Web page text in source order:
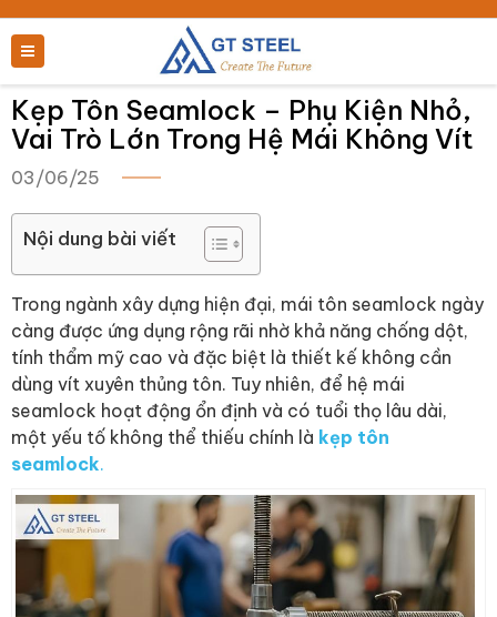
Kẹp Tôn Seamlock – Phụ Kiện Nhỏ,
Vai Trò Lớn Trong Hệ Mái Không Vít
03/06/25
Nội dung bài viết
Trong ngành xây dựng hiện đại, mái tôn seamlock ngày
càng được ứng dụng rộng rãi nhờ khả năng chống dột,
tính thẩm mỹ cao và đặc biệt là thiết kế không cần
dùng vít xuyên thủng tôn. Tuy nhiên, để hệ mái
seamlock hoạt động ổn định và có tuổi thọ lâu dài,
một yếu tố không thể thiếu chính là kẹp tôn
seamlock.